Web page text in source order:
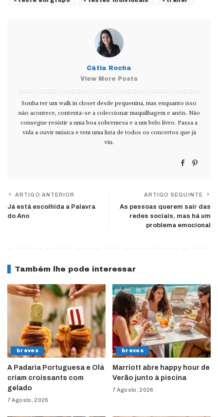
Cátia Rocha
View More Posts
Sonha ter um walk in closet desde pequenina, mas enquanto isso
não acontece, contenta-se a coleccionar maquilhagem e anéis. Não
consegue resistir a uma boa sobremesa e a um belo livro. Passa a
vida a ouvir música e tem uma lista de todos os concertos que já
viu.
ARTIGO ANTERIOR
Já está escolhida a Palavra
do Ano
ARTIGO SEGUINTE
As pessoas querem sair das
redes sociais, mas há um
problema emocional
Também lhe pode interessar
breves
A Padaria Portuguesa e Olá
criam croissants com
gelado
7 Agosto, 2026
breves
Marriott abre happy hour de
Verão junto à piscina
7 Agosto, 2026